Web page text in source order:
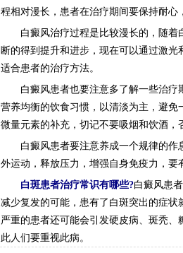
程相对漫长，患者在治疗期间要保持耐心
白癜风治疗过程是比较漫长的，随着
断的得到提升和进步，现在可以通过激
适合患者的治疗方法。
白癜风患者也要注意多了解一些治疗
营养均衡的饮食习惯，以清淡为主，避
微量元素的补充，切记不要吸烟和饮酒，
白癜风患者要注意养成一个规律的作
外运动，释放压力，增强自身免疫力，要
白斑患者治疗常识有哪些?白癜风患
减少复发的可能，患有了白斑突出的症状
严重的患者还可能会引发硬皮病、斑秃
此人们要重视此病。